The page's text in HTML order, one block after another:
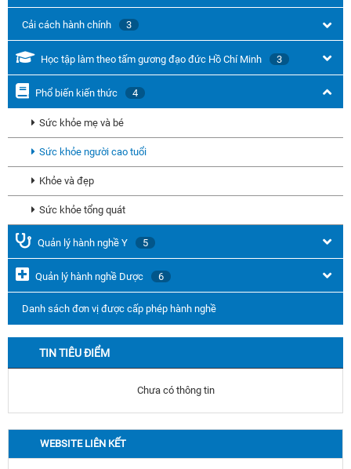
Cải cách hành chính 3
Học tập làm theo tấm gương đạo đức Hồ Chí Minh 3
Phổ biến kiến thức 4
Sức khỏe mẹ và bé
Sức khỏe người cao tuổi
Khỏe và đẹp
Sức khỏe tổng quát
Quản lý hành nghề Y 5
Quản lý hành nghề Dược 6
Danh sách đơn vị được cấp phép hành nghề
TIN TIÊU ĐIỂM
Chưa có thông tin
WEBSITE LIÊN KẾT